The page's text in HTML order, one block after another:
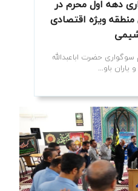
دهه اول محرم در
ویژه اقتصادی
حضرت اباعبدالله
یاران باو...